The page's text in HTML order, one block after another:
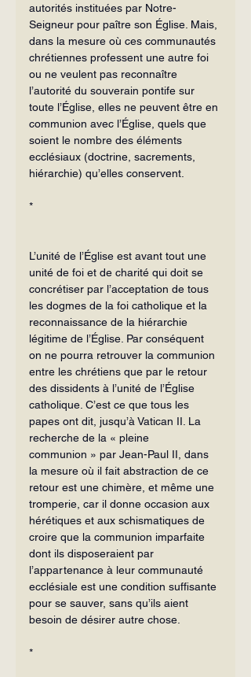
autorités instituées par Notre-
Seigneur pour paître son Église. Mais,
dans la mesure où ces communautés
chrétiennes professent une autre foi
ou ne veulent pas reconnaître
l’autorité du souverain pontife sur
toute l’Église, elles ne peuvent être en
communion avec l’Église, quels que
soient le nombre des éléments
ecclésiaux (doctrine, sacrements,
hiérarchie) qu’elles conservent.
*
L’unité de l’Église est avant tout une
unité de foi et de charité qui doit se
concrétiser par l’acceptation de tous
les dogmes de la foi catholique et la
reconnaissance de la hiérarchie
légitime de l’Église. Par conséquent
on ne pourra retrouver la communion
entre les chrétiens que par le retour
des dissidents à l’unité de l’Église
catholique. C’est ce que tous les
papes ont dit, jusqu’à Vatican II. La
recherche de la « pleine
communion » par Jean-Paul II, dans
la mesure où il fait abstraction de ce
retour est une chimère, et même une
tromperie, car il donne occasion aux
hérétiques et aux schismatiques de
croire que la communion imparfaite
dont ils disposeraient par
l’appartenance à leur communauté
ecclésiale est une condition suffisante
pour se sauver, sans qu’ils aient
besoin de désirer autre chose.
*